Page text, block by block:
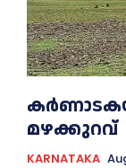
മഴക്കുറവ്
KARNATAKA